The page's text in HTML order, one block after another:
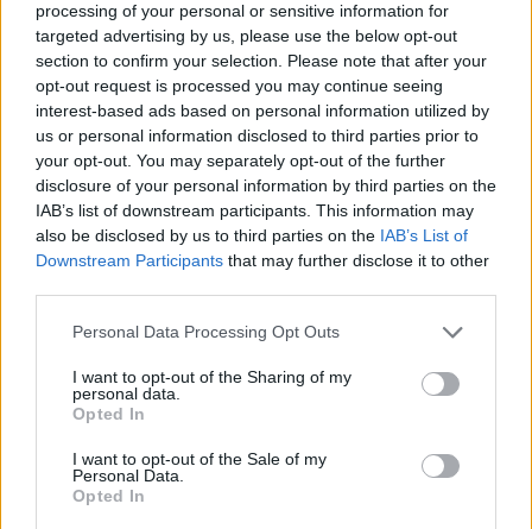
processing of your personal or sensitive information for
targeted advertising by us, please use the below opt-out
section to confirm your selection. Please note that after your
opt-out request is processed you may continue seeing
interest-based ads based on personal information utilized by
us or personal information disclosed to third parties prior to
your opt-out. You may separately opt-out of the further
disclosure of your personal information by third parties on the
IAB’s list of downstream participants. This information may
also be disclosed by us to third parties on the IAB’s List of
Downstream Participants that may further disclose it to other
Personal Data Processing Opt Outs
I want to opt-out of the Sharing of my
personal data.
Opted In
I want to opt-out of the Sale of my
Personal Data.
Opted In
Κ.Ε.Π.
25310-83300
Κ.Α.Π.Η.
25310-22797
Νοσοκομείο
25310-22222
Αστυνομικό Τμήμα
25310-22100
Κ.Τ.Ε.Λ.
25310-22912
Ο.Σ.Ε.
25310-22650
Αρχ. Μουσείο
25310-22411
Γρήγορη Πλοήγηση
Ο Δήμαρχος
Δημοτικό Συμβούλιο